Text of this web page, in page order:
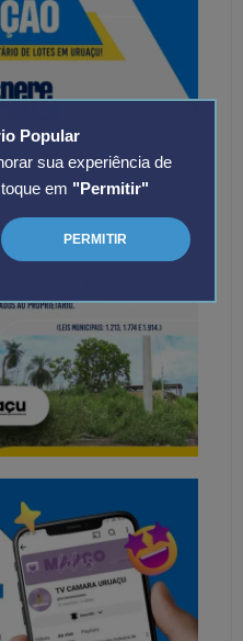
Popular
sua experiência de
em "Permitir"
PERMITIR